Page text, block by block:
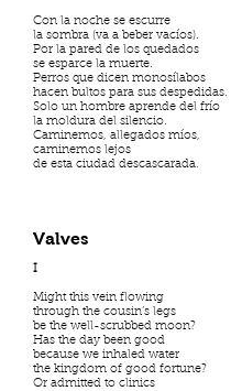
Con la noche se escurre
la sombra (va a beber vacíos).
Por la pared de los quedados
se esparce la muerte.
Perros que dicen monosílabos
hacen bultos para sus despedidas.
Solo un hombre aprende del frío
la moldura del silencio.
Caminemos, allegados míos,
caminemos lejos
de esta ciudad descascarada.
Valves
I
Might this vein flowing
through the cousin’s legs
be the well-scrubbed moon?
Has the day been good
because we inhaled water
the kingdom of good fortune?
Or admitted to clinics